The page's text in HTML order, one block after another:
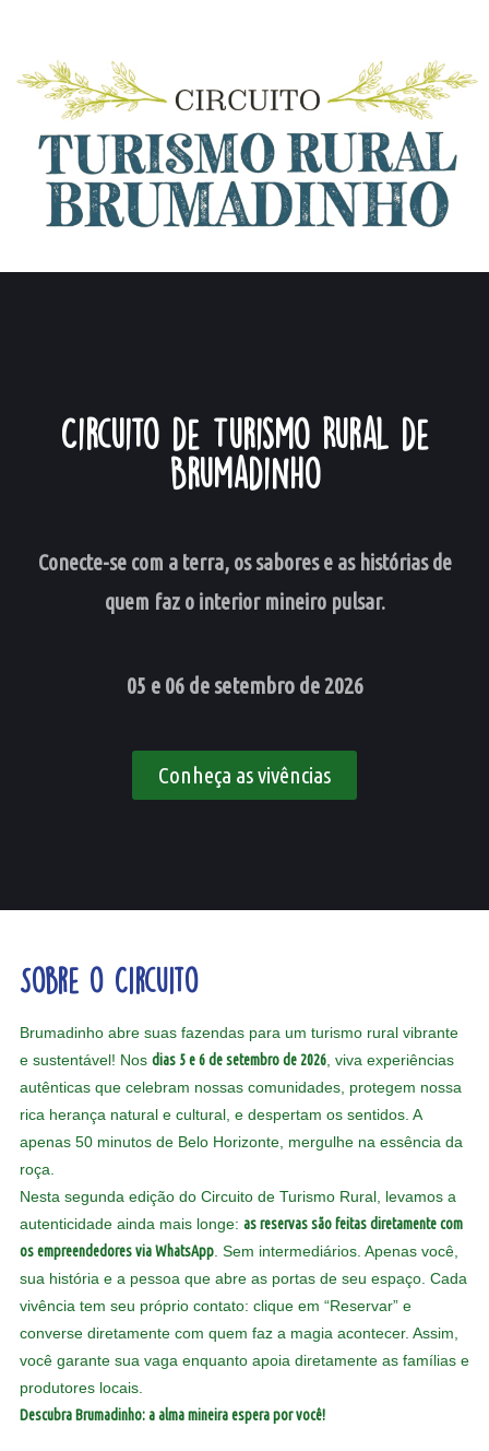
Circuito de Turismo Rural de
Brumadinho
Conecte-se com a terra, os sabores e as histórias de
quem faz o interior mineiro pulsar.
05 e 06 de setembro de 2026
Conheça as vivências
Sobre o Circuito
Brumadinho abre suas fazendas para um turismo rural vibrante
e sustentável! Nos dias 5 e 6 de setembro de 2026, viva experiências
autênticas que celebram nossas comunidades, protegem nossa
rica herança natural e cultural, e despertam os sentidos. A
apenas 50 minutos de Belo Horizonte, mergulhe na essência da
roça.
Nesta segunda edição do Circuito de Turismo Rural, levamos a
autenticidade ainda mais longe: as reservas são feitas diretamente com
os empreendedores via WhatsApp. Sem intermediários. Apenas você,
sua história e a pessoa que abre as portas de seu espaço. Cada
vivência tem seu próprio contato: clique em “Reservar” e
converse diretamente com quem faz a magia acontecer. Assim,
você garante sua vaga enquanto apoia diretamente as famílias e
produtores locais.
Descubra Brumadinho: a alma mineira espera por você!